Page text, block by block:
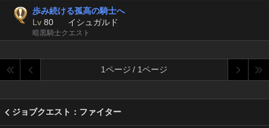
歩み続ける孤高の騎士へ
Lv 80 イシュガルド
暗黒騎士クエスト
1ページ / 1ページ
ジョブクエスト：ファイター